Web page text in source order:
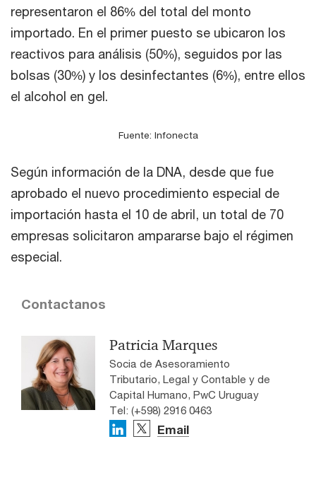
representaron el 86% del total del monto
importado. En el primer puesto se ubicaron los
reactivos para análisis (50%), seguidos por las
bolsas (30%) y los desinfectantes (6%), entre ellos
el alcohol en gel.
Fuente: Infonecta
Según información de la DNA, desde que fue
aprobado el nuevo procedimiento especial de
importación hasta el 10 de abril, un total de 70
empresas solicitaron ampararse bajo el régimen
especial.
Contactanos
Patricia Marques
Socia de Asesoramiento
Tributario, Legal y Contable y de
Capital Humano, PwC Uruguay
Tel: (+598) 2916 0463
Email